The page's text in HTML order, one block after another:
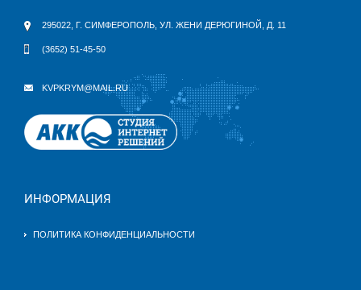
295022, Г. СИМФЕРОПОЛЬ, УЛ. ЖЕНИ ДЕРЮГИНОЙ, Д. 11
(3652) 51-45-50
KVPKRYM@MAIL.RU
ИНФОРМАЦИЯ
ПОЛИТИКА КОНФИДЕНЦИАЛЬНОСТИ